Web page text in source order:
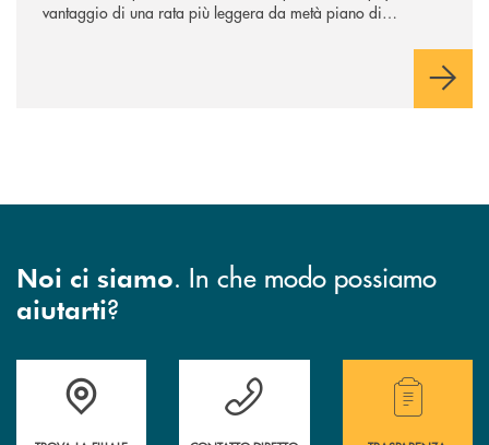
vantaggio di una rata più leggera da metà piano di
Noi ci siamo. In che modo possiamo
aiutarti?
Accedi all' elenco completo di indirizzo, telefono e mail delle nostre
Hai bisogno di assistenza immediata?
Hai bisogno di